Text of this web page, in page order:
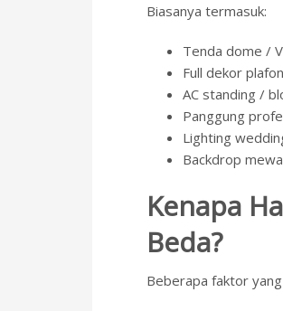
Biasanya termasuk:
Tenda dome /
Full dekor
AC standing /
Panggung
Lighting
Backdrop
Kenapa
Beda?
Beberapa faktor